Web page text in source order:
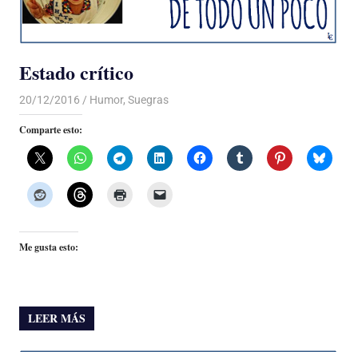
Estado crítico
20/12/2016 Luis Castellanos
Humor, Suegras
Comparte esto:
Me gusta esto:
LEER MÁS